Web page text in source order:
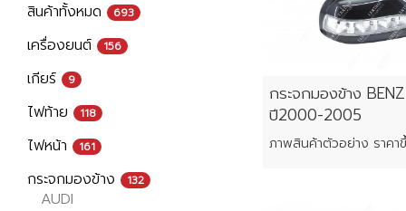
สินค้าทั้งหมด 693
เครื่องยนต์ 156
เกียร์ 9
ไฟท้าย 118
ไฟหน้า 161
กระจกมองข้าง 132
AUDI
กระจกมองข้าง
ปี2000-2005